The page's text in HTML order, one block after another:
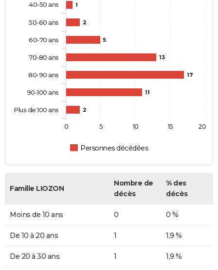
1
2
5
13
17
11
2
Personnes décédées
40-50 ans
50-60 ans
60-70 ans
70-80 ans
80-90 ans
90-100 ans
Plus de 100 ans
0 5 10 15 20
Famille LIOZON
Nombre de
décès
% des
décès
Moins de 10 ans 0 0 %
De 10 à 20 ans 1 1,9 %
De 20 à 30 ans 1 1,9 %